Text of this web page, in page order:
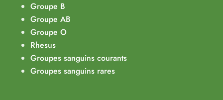
Groupe B
Groupe AB
Groupe O
Rhesus
Groupes sanguins courants
Groupes sanguins rares